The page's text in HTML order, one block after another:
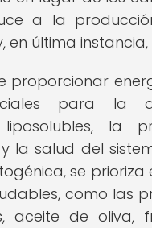
a la
en última
proporcionar
para la
liposolubles, la
la salud del
se prioriza
como las
aceite de oliva,